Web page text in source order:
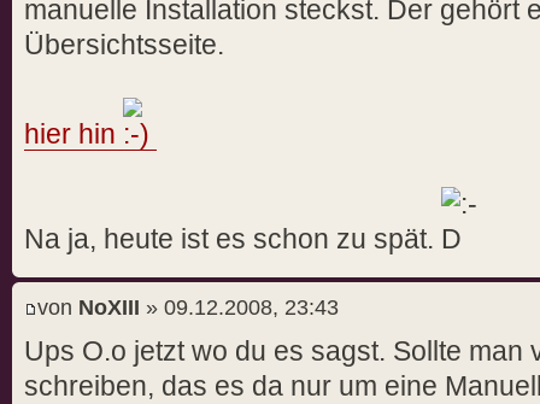
manuelle Installation steckst. Der gehört
Übersichtsseite.
hier hin
Na ja, heute ist es schon zu spät.
von NoXIII » 09.12.2008, 23:43
Ups O.o jetzt wo du es sagst. Sollte man
schreiben, das es da nur um eine